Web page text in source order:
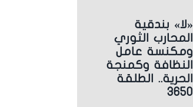
«لا» بندقية
المحارب الثوري
ومكنسة عامل
النظافة وكمنجة
الحرية.. الطلقة
3650